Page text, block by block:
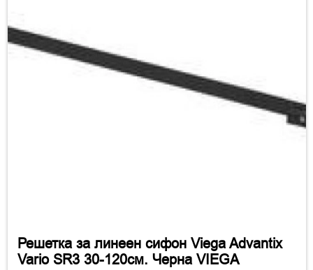
Решетка за линеен сифон Viega Advantix
Vario SR3 30-120см. Черна VIEGA